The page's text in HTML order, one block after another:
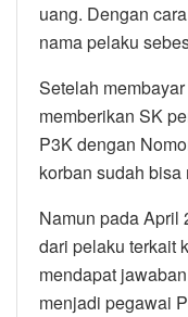
uang. Dengan
nama pelaku
Setelah
memberikan SK
P3K dengan
korban sudah
Namun pada April
dari pelaku terkait
mendapat
menjadi pegawai